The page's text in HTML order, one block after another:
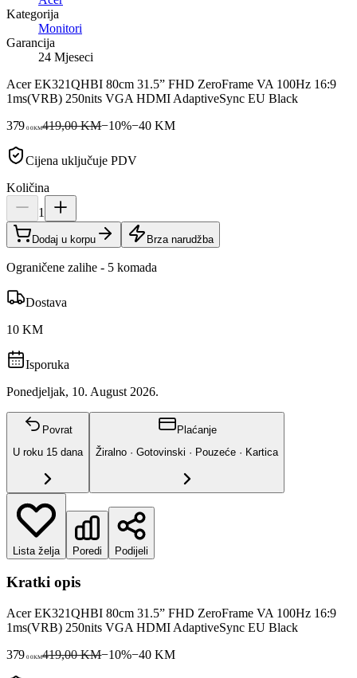
Kategorija
Monitori
Garancija
24 Mjeseci
Acer EK321QHBI 80cm 31.5” FHD ZeroFrame VA 100Hz 16:9
1ms(VRB) 250nits VGA HDMI AdaptiveSync EU Black
379 00KM419,00 KM−10%−40 KM
Cijena uključuje PDV
Količina
1
Dodaj u korpu Brza narudžba
Ograničene zalihe - 5 komada
Dostava
10 KM
Isporuka
Ponedjeljak, 10. August 2026.
Povrat
U roku 15 dana
Plaćanje
Žiralno · Gotovinski · Pouzeće · Kartica
Lista želja Poredi Podijeli
Kratki opis
Acer EK321QHBI 80cm 31.5” FHD ZeroFrame VA 100Hz 16:9
1ms(VRB) 250nits VGA HDMI AdaptiveSync EU Black
379 00KM419,00 KM−10%−40 KM